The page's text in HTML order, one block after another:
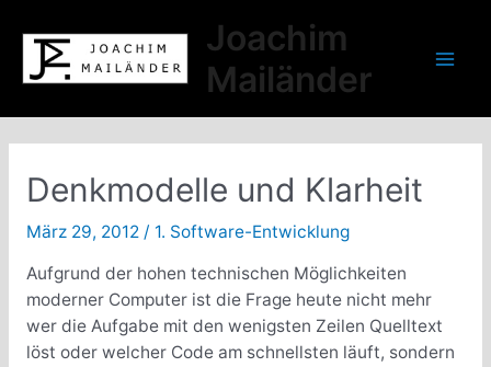
Inhalt
springen
Joachim
Mailänder
Denkmodelle und Klarheit
März 29, 2012 / 1. Software-Entwicklung
Aufgrund der hohen technischen Möglichkeiten
moderner Computer ist die Frage heute nicht mehr
wer die Aufgabe mit den wenigsten Zeilen Quelltext
löst oder welcher Code am schnellsten läuft, sondern